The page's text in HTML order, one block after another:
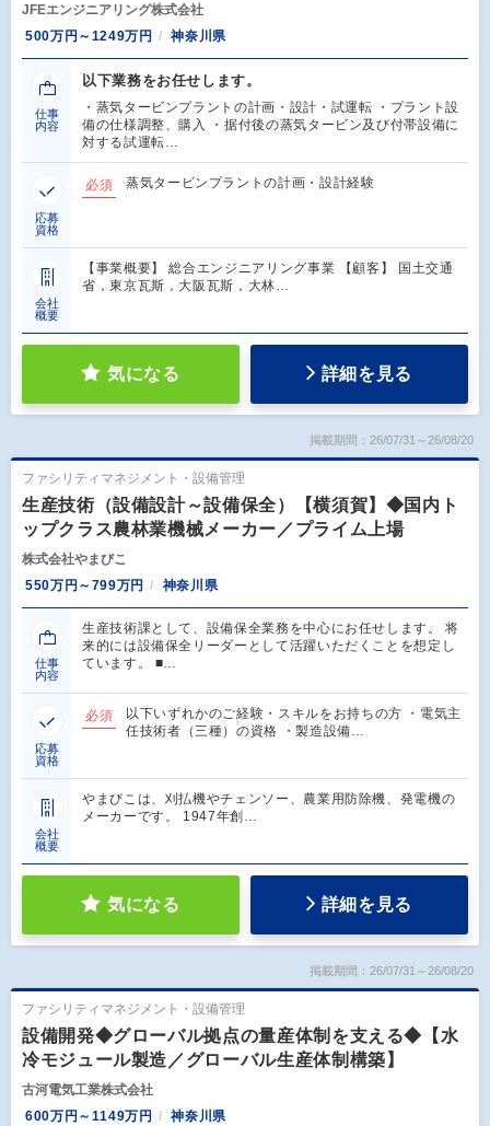
JFEエンジニアリング株式会社
500万円～1249万円
神奈川県
仕事
内容
以下業務をお任せします。
・蒸気タービンプラントの計画・設計・試運転 ・プラント設
備の仕様調整、購入 ・据付後の蒸気タービン及び付帯設備に
対する試運転…
応募
資格
必須 蒸気タービンプラントの計画・設計経験
会社
概要
【事業概要】 総合エンジニアリング事業 【顧客】 国土交通
省，東京瓦斯，大阪瓦斯，大林…
気になる 詳細を見る
掲載期間：26/07/31～26/08/20
ファシリティマネジメント・設備管理
生産技術（設備設計～設備保全）【横須賀】◆国内ト
ップクラス農林業機械メーカー／プライム上場
株式会社やまびこ
550万円～799万円
神奈川県
仕事
内容
生産技術課として、設備保全業務を中心にお任せします。 将
来的には設備保全リーダーとして活躍いただくことを想定し
ています。 ■…
応募
資格
必須
以下いずれかのご経験・スキルをお持ちの方 ・電気主
任技術者（三種）の資格 ・製造設備…
会社
概要
やまびこは、刈払機やチェンソー、農業用防除機、発電機の
メーカーです。 1947年創…
気になる 詳細を見る
掲載期間：26/07/31～26/08/20
ファシリティマネジメント・設備管理
設備開発◆グローバル拠点の量産体制を支える◆【水
冷モジュール製造／グローバル生産体制構築】
古河電気工業株式会社
600万円～1149万円
神奈川県